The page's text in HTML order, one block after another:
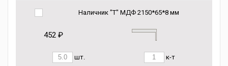
Наличник "Т" МДФ 2150*65*8 мм
452 ₽
шт. к-т